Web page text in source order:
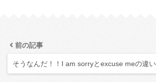
前の記事
そうなんだ！！I am sorryとexcuse meの違い